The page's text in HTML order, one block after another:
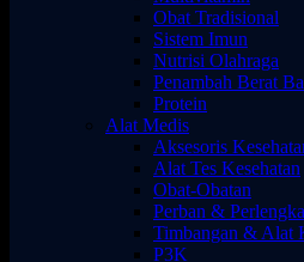
Obat Tradisional
Sistem Imun
Nutrisi Olahraga
Penambah Berat
Protein
Alat Medis
Aksesoris
Alat Tes Kesehatan
Obat-Obatan
Perban &
Timbangan & Alat
P3K